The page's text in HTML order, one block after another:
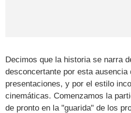
Decimos que la historia se narra
desconcertante por esta
presentaciones, y por el estilo
cinemáticas. Comenzamos la
de pronto en la "guarida" de los